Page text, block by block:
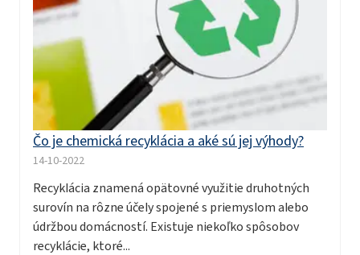
Čo je chemická recyklácia a aké sú jej výhody?
14-10-2022
Recyklácia znamená opätovné využitie druhotných
surovín na rôzne účely spojené s priemyslom alebo
údržbou domácností. Existuje niekoľko spôsobov
recyklácie, ktoré...